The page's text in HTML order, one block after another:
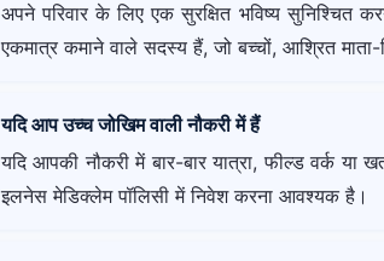
अपने परिवार के लिए एक सुरक्षित भविष्य सुनिश्चित
एकमात्र कमाने वाले सदस्य हैं, जो बच्चों, आश्रित माता-
यदि आप उच्च जोखिम वाली नौकरी में हैं
यदि आपकी नौकरी में बार-बार यात्रा, फील्ड वर्क
इलनेस मेडिक्लेम पॉलिसी में निवेश करना आवश्यक है।